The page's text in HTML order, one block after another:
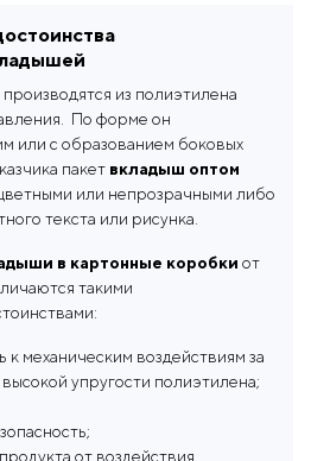
вкладышиудобны для
пищевых продуктов (масла,
растительного и животного
для хранения
Химическая
условиях и гигиеничность
его для
детских игрушек,
часто применяют для
штучных изделий,
производятся из полиэтилена
По форме он
или с образованием боковых
пакет вкладыш оптом
или непрозрачными либо
текста или рисунка.
в картонные коробки от
такими
к механическим воздействиям за
упругости полиэтилена;
от воздействия